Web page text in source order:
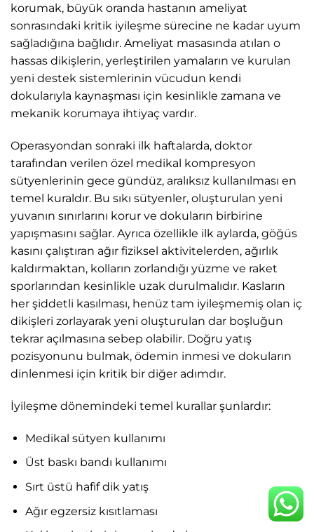
korumak, büyük oranda hastanın ameliyat
sonrasındaki kritik iyileşme sürecine ne kadar uyum
sağladığına bağlıdır. Ameliyat masasında atılan o
hassas dikişlerin, yerleştirilen yamaların ve kurulan
yeni destek sistemlerinin vücudun kendi
dokularıyla kaynaşması için kesinlikle zamana ve
mekanik korumaya ihtiyaç vardır.
Operasyondan sonraki ilk haftalarda, doktor
tarafından verilen özel medikal kompresyon
sütyenlerinin gece gündüz, aralıksız kullanılması en
temel kuraldır. Bu sıkı sütyenler, oluşturulan yeni
yuvanın sınırlarını korur ve dokuların birbirine
yapışmasını sağlar. Ayrıca özellikle ilk aylarda, göğüs
kasını çalıştıran ağır fiziksel aktivitelerden, ağırlık
kaldırmaktan, kolların zorlandığı yüzme ve raket
sporlarından kesinlikle uzak durulmalıdır. Kasların
her şiddetli kasılması, henüz tam iyileşmemiş olan iç
dikişleri zorlayarak yeni oluşturulan dar boşluğun
tekrar açılmasına sebep olabilir. Doğru yatış
pozisyonunu bulmak, ödemin inmesi ve dokuların
dinlenmesi için kritik bir diğer adımdır.
İyileşme dönemindeki temel kurallar şunlardır:
Medikal sütyen kullanımı
Üst baskı bandı kullanımı
Sırt üstü hafif dik yatış
Ağır egzersiz kısıtlaması